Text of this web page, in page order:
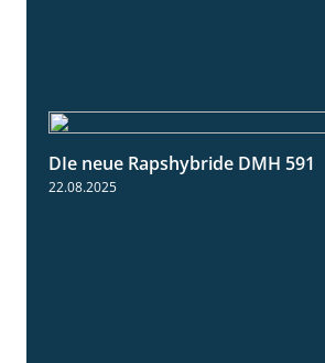
DIe neue Rapshybride DMH 591
22.08.2025